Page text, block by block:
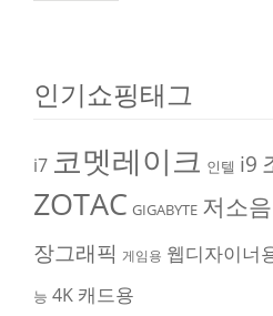
인기쇼핑태그
i7 코멧레이크 인텔 i9
ZOTAC GIGABYTE 저소음
장그래픽 게임용 웹디자이너
능 4K 캐드용